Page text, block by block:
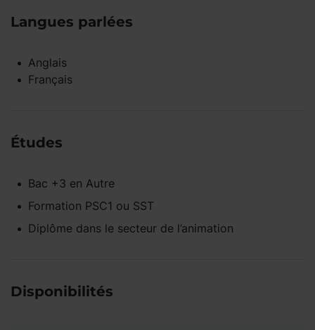
Langues parlées
Anglais
Français
Études
Bac +3 en Autre
Formation PSC1 ou SST
Diplôme dans le secteur de l’animation
Disponibilités